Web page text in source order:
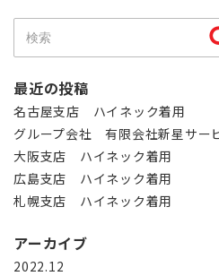
最近の投稿
名古屋支店 ハイネック着用
グループ会社 有限会社新星サー
大阪支店 ハイネック着用
広島支店 ハイネック着用
札幌支店 ハイネック着用
アーカイブ
2022.12